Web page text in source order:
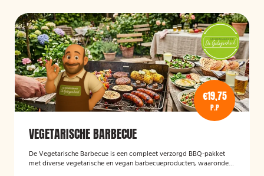
€19,75
P.P
VEGETARISCHE BARBECUE
De Vegetarische Barbecue is een compleet verzorgd BBQ-pakket
met diverse vegetarische en vegan barbecueproducten, waaronder